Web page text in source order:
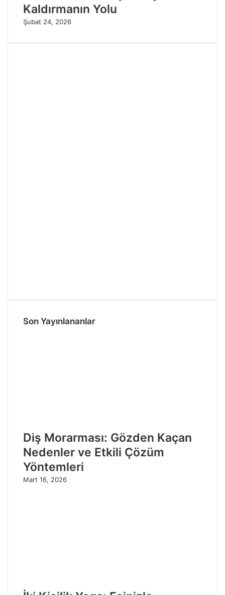
Kaldırmanın Yolu
Şubat 24, 2026
Son Yayınlananlar
Diş Morarması: Gözden Kaçan
Nedenler ve Etkili Çözüm
Yöntemleri
Mart 16, 2026